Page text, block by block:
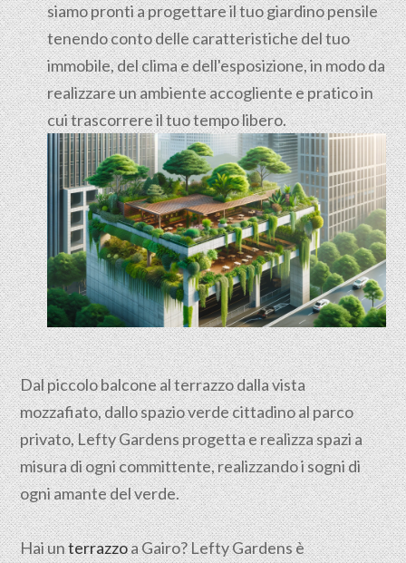
siamo pronti a progettare il tuo giardino pensile
tenendo conto delle caratteristiche del tuo
immobile, del clima e dell'esposizione, in modo da
realizzare un ambiente accogliente e pratico in
cui trascorrere il tuo tempo libero.
Dal piccolo balcone al terrazzo dalla vista
mozzafiato, dallo spazio verde cittadino al parco
privato, Lefty Gardens progetta e realizza spazi a
misura di ogni committente, realizzando i sogni di
ogni amante del verde.
Hai unterrazzoa Gairo? Lefty Gardens è